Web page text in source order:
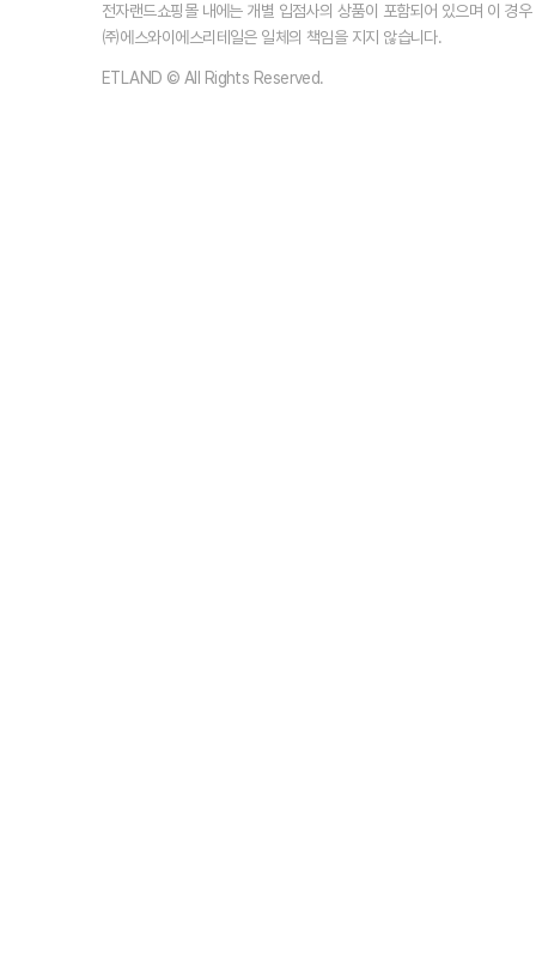
전자랜드쇼핑몰 내에는 개별 입점사의 상품이 포함되어 있으며 이 경
㈜에스와이에스리테일은 일체의 책임을 지지 않습니다.
ETLAND © All Rights Reserved.